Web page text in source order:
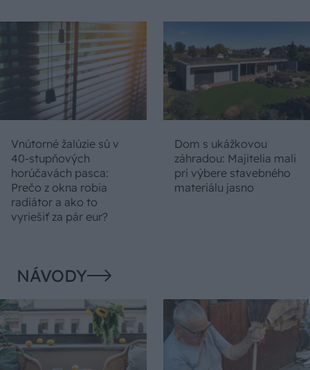
Vnútorné žalúzie sú v
40-stupňových
horúčavách pasca:
Prečo z okna robia
radiátor a ako to
vyriešiť za pár eur?
Dom s ukážkovou
záhradou: Majitelia mali
pri výbere stavebného
materiálu jasno
NÁVODY